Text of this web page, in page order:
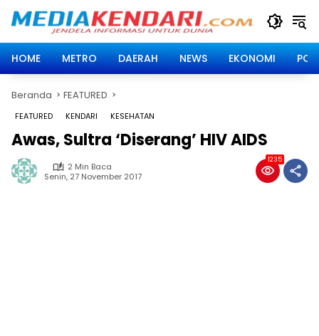
HOME
METRO DAERAH NEWS EKONOMI
Beranda FEATURED
FEATURED KENDARI KESEHATAN
Awas, Sultra ‘Diserang’ HIV AIDS
2 Min Baca
Senin, 27 November 2017
1235